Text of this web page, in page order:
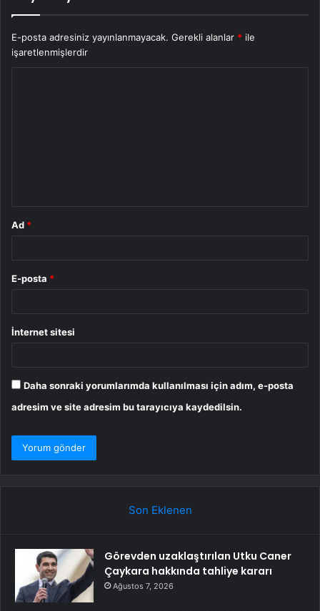
E-posta adresiniz yayınlanmayacak. Gerekli alanlar * ile
işaretlenmişlerdir
Ad *
E-posta *
İnternet sitesi
Daha sonraki yorumlarımda kullanılması için adım, e-posta
adresim ve site adresim bu tarayıcıya kaydedilsin.
Son Eklenen
Görevden uzaklaştırılan Utku Caner
Çaykara hakkında tahliye kararı
Ağustos 7, 2026